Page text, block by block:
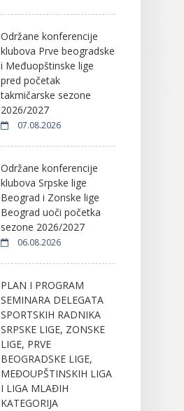
Održane konferencije
klubova Prve beogradske
i Međuopštinske lige
pred početak
takmičarske sezone
2026/2027
07.08.2026
Održane konferencije
klubova Srpske lige
Beograd i Zonske lige
Beograd uoči početka
sezone 2026/2027
06.08.2026
PLAN I PROGRAM
SEMINARA DELEGATA
SPORTSKIH RADNIKA
SRPSKE LIGE, ZONSKE
LIGE, PRVE
BEOGRADSKE LIGE,
MEĐOUPŠTINSKIH LIGA
I LIGA MLAĐIH
KATEGORIJA